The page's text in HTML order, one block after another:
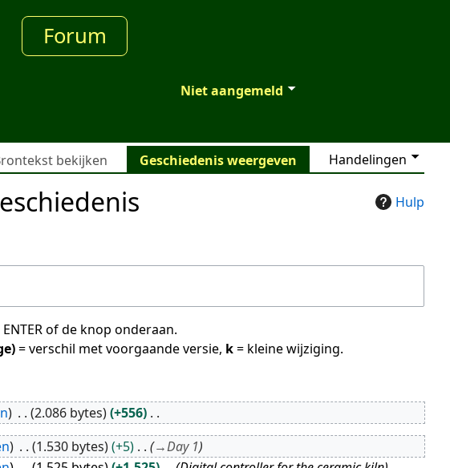
Forum
Niet aangemeld
Handelingen
bekijken Geschiedenis weergeven
Hulp
of de knop onderaan.
= verschil met voorgaande versie, k= kleine wijziging.
2.086 bytes
+556
1.530 bytes +5 →Day 1